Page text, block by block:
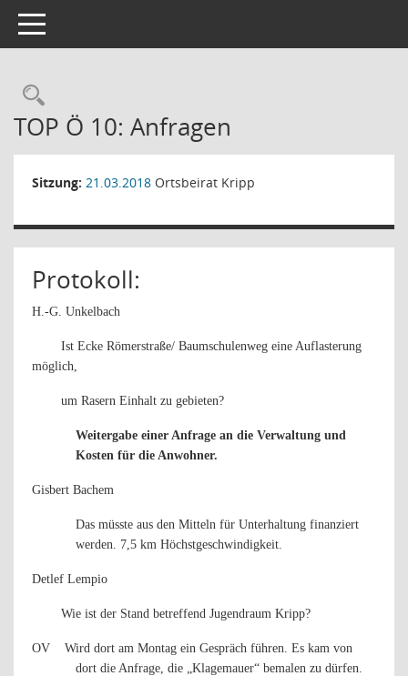
Toggle navigation
Rechercheauswahl
TOP Ö 10: Anfragen
Sitzung: 21.03.2018 Ortsbeirat Kripp
Protokoll:
H.-G. Unkelbach
Ist Ecke Römerstraße/ Baumschulenweg eine Auflasterung
möglich,
um Rasern Einhalt zu gebieten?
Weitergabe einer Anfrage an die Verwaltung und
Kosten für die Anwohner.
Gisbert Bachem
Das müsste aus den Mitteln für Unterhaltung finanziert
werden. 7,5 km Höchstgeschwindigkeit.
Detlef Lempio
Wie ist der Stand betreffend Jugendraum Kripp?
OV
Wird dort am Montag ein Gespräch führen. Es kam von
dort die Anfrage, die „Klagemauer“ bemalen zu dürfen.